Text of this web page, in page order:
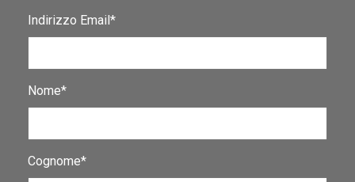
Indirizzo Email*
Nome*
Cognome*